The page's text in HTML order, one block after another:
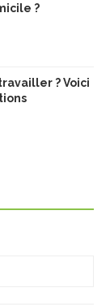
?
? Voici